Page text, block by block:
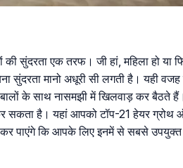
सुंदरता एक तरफ। जी हां, महिला हो या
सुंदरता मानो अधूरी सी लगती है। यही
के साथ नासमझी में खिलवाड़ कर
है। यहां आपको टॉप-21 हेयर ग्रोथ
पाएंगे कि आपके लिए इनमें से सबसे उपयुक्त